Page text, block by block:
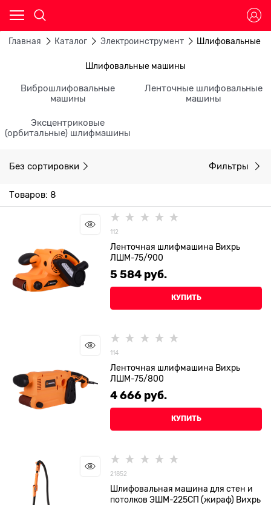
Главная Каталог Электроинструмент Шлифовальные
Шлифовальные машины
Виброшлифовальные
машины
Ленточные шлифовальные
машины
Эксцентриковые
(орбитальные) шлифмашины
Без сортировки Фильтры
Товаров: 8
112
Ленточная шлифмашина Вихрь
ЛШМ-75/900
5 584 руб.
КУПИТЬ
114
Ленточная шлифмашина Вихрь
ЛШМ-75/800
4 666 руб.
КУПИТЬ
21852
Шлифовальная машина для стен и
потолков ЭШМ-225СП (жираф) Вихрь